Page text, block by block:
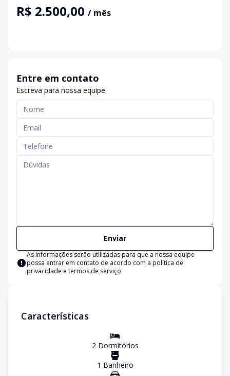
R$ 2.500,00 / mês
Entre em contato
Escreva para nossa equipe
Enviar
As informações serão utilizadas para que a nossa equipe
possa entrar em contato de acordo com a política de
privacidade e termos de serviço
Características
2Dormitórios
1 Banheiro